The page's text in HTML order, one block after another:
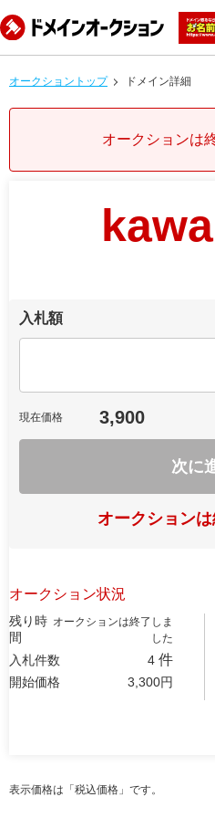
オークショントップ ドメイン詳細
オークションは
入札額
現在価格 3,900
次に
オークション
オークション状況
残り時
間
オークションは終了しま
した
入札件数 4 件
開始価格 3,300円
表示価格は「税込価格」です。